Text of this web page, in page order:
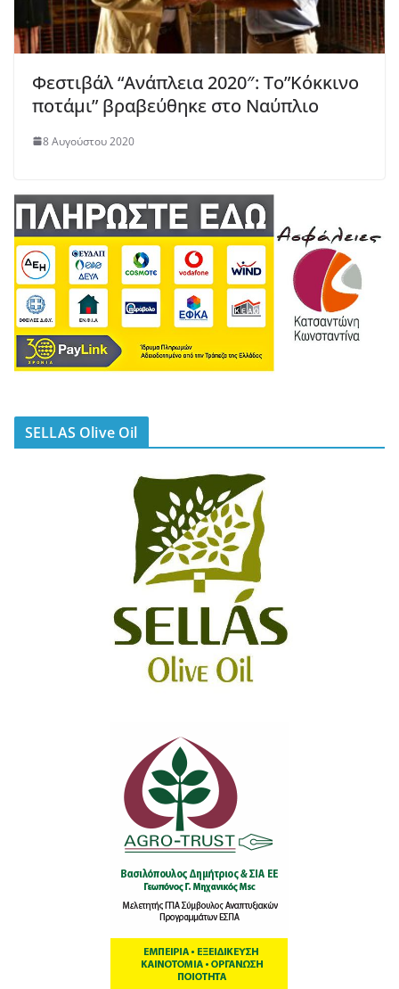
Φεστιβάλ “Ανάπλεια 2020″: Το”Κόκκινο
ποτάμι” βραβεύθηκε στο Ναύπλιο
8 Αυγούστου 2020
SELLAS Olive Oil